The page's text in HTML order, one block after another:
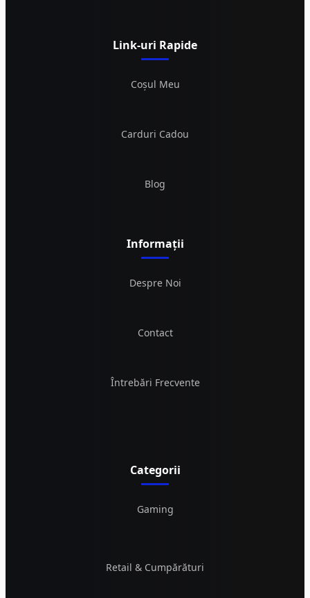
Link-uri Rapide
Coșul Meu
Carduri Cadou
Blog
Informații
Despre Noi
Contact
Întrebări Frecvente
Categorii
Gaming
Retail & Cumpărături